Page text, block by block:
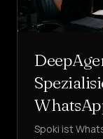
Spoki ist